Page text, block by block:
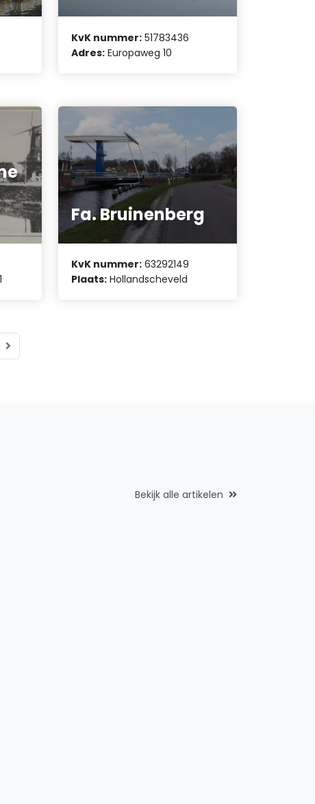
KvK nummer: 51783436
Adres: Europaweg 10
Fa. Bruinenberg
KvK nummer: 63292149
Plaats: Hollandscheveld
Bekijk alle artikelen